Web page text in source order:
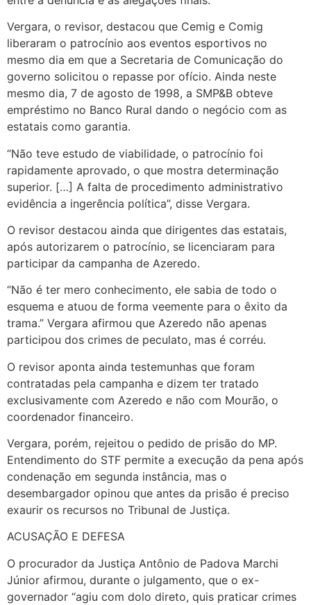
Vergara, o revisor, destacou que Cemig e Comig
liberaram o patrocínio aos eventos esportivos no
mesmo dia em que a Secretaria de Comunicação do
governo solicitou o repasse por ofício. Ainda neste
mesmo dia, 7 de agosto de 1998, a SMP&B obteve
empréstimo no Banco Rural dando o negócio com as
estatais como garantia.
“Não teve estudo de viabilidade, o patrocínio foi
rapidamente aprovado, o que mostra determinação
superior. […] A falta de procedimento administrativo
evidência a ingerência política”, disse Vergara.
O revisor destacou ainda que dirigentes das estatais,
após autorizarem o patrocínio, se licenciaram para
participar da campanha de Azeredo.
“Não é ter mero conhecimento, ele sabia de todo o
esquema e atuou de forma veemente para o êxito da
trama.” Vergara afirmou que Azeredo não apenas
participou dos crimes de peculato, mas é corréu.
O revisor aponta ainda testemunhas que foram
contratadas pela campanha e dizem ter tratado
exclusivamente com Azeredo e não com Mourão, o
coordenador financeiro.
Vergara, porém, rejeitou o pedido de prisão do MP.
Entendimento do STF permite a execução da pena após
condenação em segunda instância, mas o
desembargador opinou que antes da prisão é preciso
exaurir os recursos no Tribunal de Justiça.
ACUSAÇÃO E DEFESA
O procurador da Justiça Antônio de Padova Marchi
Júnior afirmou, durante o julgamento, que o ex-
governador “agiu com dolo direto, quis praticar crimes